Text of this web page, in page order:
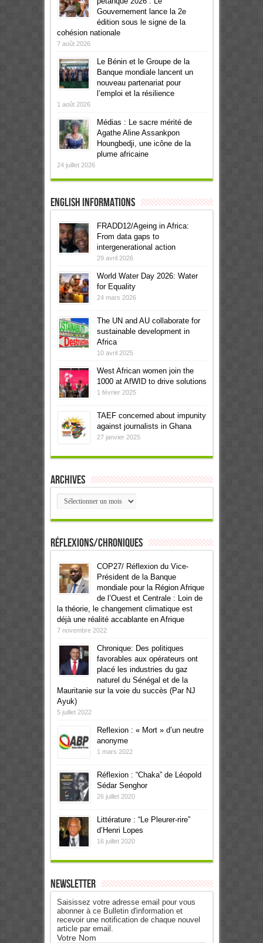
Gouvernement lance la 2e
édition sous le signe de la
cohésion nationale
7 août 2026
Le Bénin et le Groupe de la
Banque mondiale lancent un
nouveau partenariat pour
l’emploi et la résilience
1 août 2026
Médias : Le sacre mérité de
Agathe Aline Assankpon
Houngbedji, une icône de la
plume africaine
24 juillet 2026
English informations
FRADD12/Ageing in Africa:
From data gaps to
intergenerational action
29 avril 2026
World Water Day 2026: Water
for Equality
24 mars 2026
The UN and AU collaborate for
sustainable development in
Africa
10 avril 2025
West African women join the
1000 at AfWID to drive solutions
1 février 2025
TAEF concerned about impunity
against journalists in Ghana
27 janvier 2025
Archives
Archives
Réflexions/Chroniques
COP27/ Réflexion du Vice-
Président de la Banque
mondiale pour la Région Afrique
de l’Ouest et Centrale : Loin de
la théorie, le changement climatique est
déjà une réalité accablante en Afrique
7 novembre 2022
Chronique: Des politiques
favorables aux opérateurs ont
placé les industries du gaz
naturel du Sénégal et de la
Mauritanie sur la voie du succès (Par NJ
Ayuk)
5 juillet 2022
Reflexion : « Mort » d’un neutre
anonyme
1 mars 2022
Réflexion : “Chaka” de Léopold
Sédar Senghor
26 juillet 2020
Littérature : “Le Pleurer-rire”
d’Henri Lopes
16 juillet 2020
Newsletter
Saisissez votre adresse email pour vous
abonner à ce Bulletin d'information et
recevoir une notification de chaque nouvel
article par email.
Votre Nom